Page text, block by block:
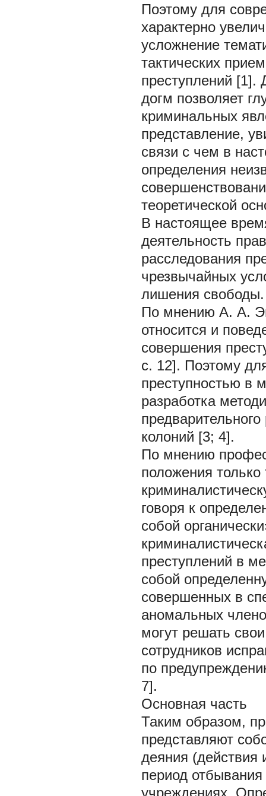
Поэтому для
характерно
усложнение
тактических
преступлений [1].
догм позволяет
криминальных
представление,
связи с чем в
определения
теоретической
В настоящее
деятельность
расследования
чрезвычайных
лишения свободы.
По мнению А. А.
относится и
совершения
с. 12]. Поэтому
преступностью в
разработка
колоний [3; 4].
По мнению
положения
говоря к
собой
преступлений в
собой
совершенных в
аномальных
могут решать
сотрудников
по
7].
Основная часть
Таким образом,
представляют
деяния
период отбывания
учреждениях.